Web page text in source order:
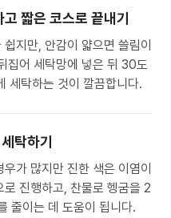
짧은 코스로 끝내기
지만, 안감이 얇으면 쓸림이
집어 세탁망에 넣은 뒤 30도
세탁하는 것이 깔끔합니다.
탁하기
가 많지만 진한 색은 이염이
진행하고, 찬물로 헹굼을 2
줄이는 데 도움이 됩니다.